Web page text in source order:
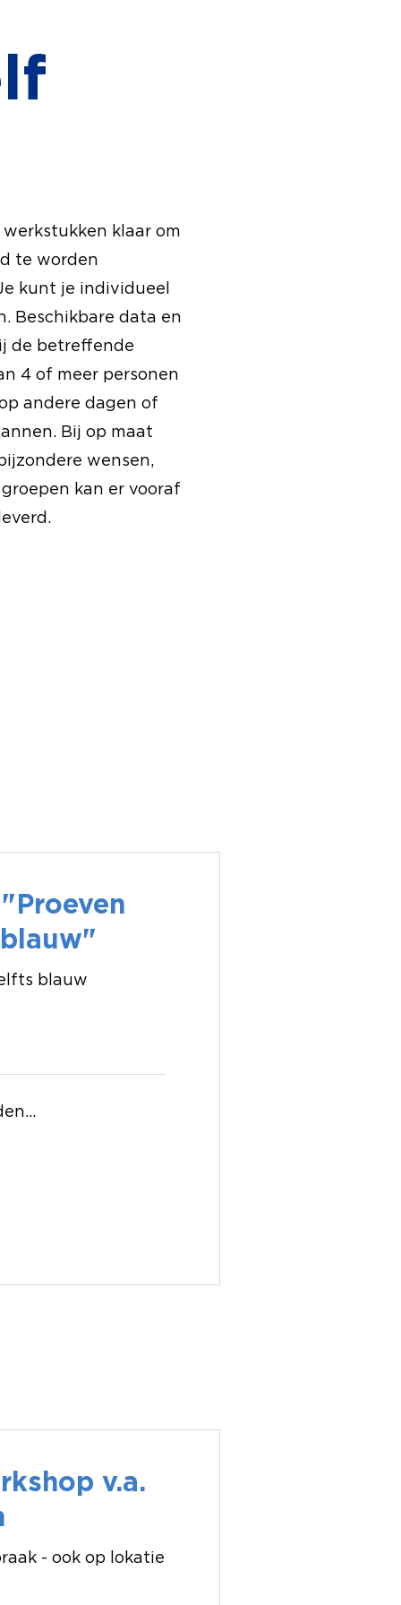
klaar om
te worden
kunt je individueel
Beschikbare data en
de betreffende
4 of meer personen
andere dagen of
Bij op maat
wensen,
kan er vooraf
blauw
v.a.
- ook op lokatie